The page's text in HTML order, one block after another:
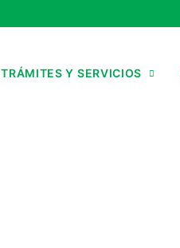
TRÁMITES Y SERVICIOS